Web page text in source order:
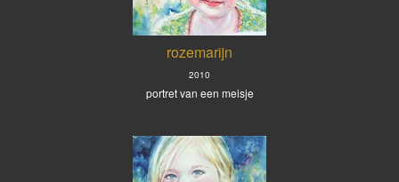
rozemarijn
2010
portret van een meisje